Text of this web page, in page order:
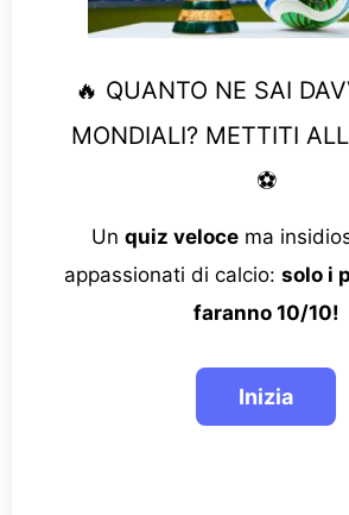
🔥 QUANTO NE SAI
MONDIALI? METTITI
⚽
Un quiz velocema
appassionati di calcio: solo i
faranno 10/10!